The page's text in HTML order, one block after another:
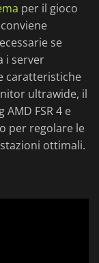
per il gioco
se
i server
caratteristiche
ultrawide, il
FSR 4 e
per regolare le
ottimali.